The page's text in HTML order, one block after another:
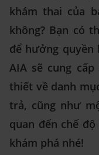
khám thai của
không? Bạn có
để hưởng quyền
AIA sẽ cung
thiết về danh
trả, cũng như
quan đến chế
khám phá nhé!